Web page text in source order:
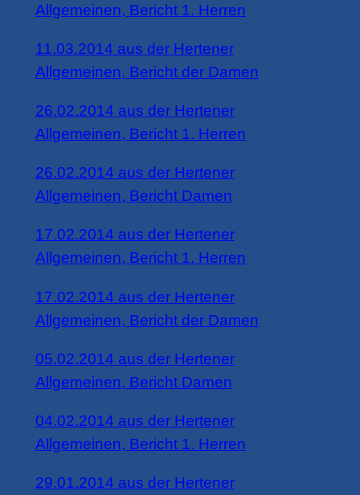
Allgemeinen, Bericht 1. Herren
11.03.2014 aus der Hertener
Allgemeinen, Bericht der Damen
26.02.2014 aus der Hertener
Allgemeinen, Bericht 1. Herren
26.02.2014 aus der Hertener
Allgemeinen, Bericht Damen
17.02.2014 aus der Hertener
Allgemeinen, Bericht 1. Herren
17.02.2014 aus der Hertener
Allgemeinen, Bericht der Damen
05.02.2014 aus der Hertener
Allgemeinen, Bericht Damen
04.02.2014 aus der Hertener
Allgemeinen, Bericht 1. Herren
29.01.2014 aus der Hertener